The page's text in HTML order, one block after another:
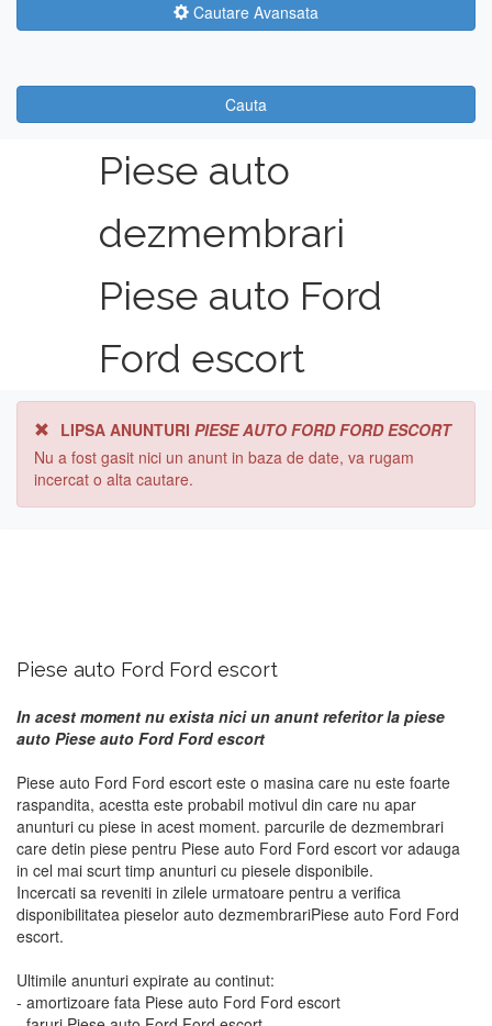
Cautare Avansata
Cauta
Piese auto
dezmembrari
Piese auto Ford
Ford escort
LIPSA ANUNTURI PIESE AUTO FORD FORD ESCORT
Nu a fost gasit nici un anunt in baza de date, va rugam
incercat o alta cautare.
Piese auto Ford Ford escort
In acest moment nu exista nici un anunt referitor la piese
auto Piese auto Ford Ford escort
Piese auto Ford Ford escort este o masina care nu este foarte
raspandita, acestta este probabil motivul din care nu apar
anunturi cu piese in acest moment. parcurile de dezmembrari
care detin piese pentru Piese auto Ford Ford escort vor adauga
in cel mai scurt timp anunturi cu piesele disponibile.
Incercati sa reveniti in zilele urmatoare pentru a verifica
disponibilitatea pieselor auto dezmembrariPiese auto Ford Ford
escort.
Ultimile anunturi expirate au continut:
- amortizoare fata Piese auto Ford Ford escort